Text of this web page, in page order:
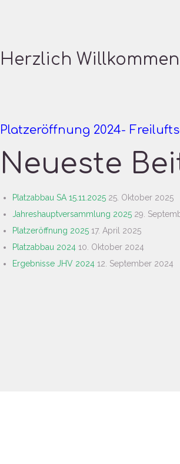
Herzlich
Platzeröffnung 2024-
Neueste
Platzabbau SA 15.11.2025 25. Oktober 2025
Jahreshauptversammlung 2025 29.
Platzeröffnung 2025 17. April 2025
Platzabbau 2024 10. Oktober 2024
Ergebnisse JHV 2024 12. September 2024